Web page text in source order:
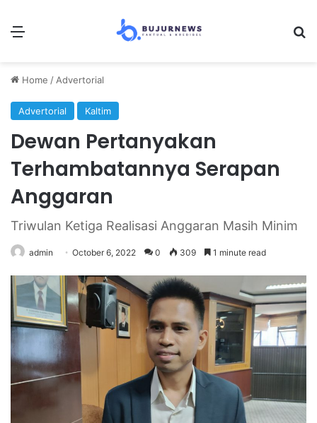
Home / Advertorial
Advertorial Kaltim
Dewan Pertanyakan
Terhambatannya Serapan
Anggaran
Triwulan Ketiga Realisasi Anggaran Masih Minim
admin October 6, 2022 0 309 1 minute read